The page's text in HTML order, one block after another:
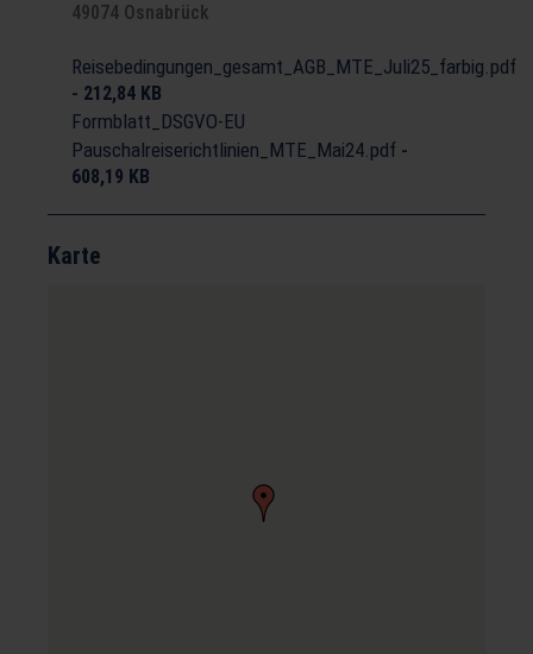
49074 Osnabrück
Reisebedingungen_gesamt_AGB_MTE_Juli25_farbig.pdf
- 212,84 KB
Formblatt_DSGVO-EU
Pauschalreiserichtlinien_MTE_Mai24.pdf -
608,19 KB
Karte